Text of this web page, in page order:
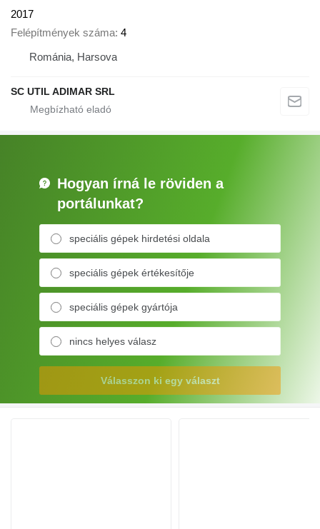
2017
Felépítmények száma 4
Románia, Harsova
SC UTIL ADIMAR SRL
Hogyan írná le röviden a
portálunkat?
speciális gépek hirdetési oldala
speciális gépek értékesítője
speciális gépek gyártója
nincs helyes válasz
Válasszon ki egy választ